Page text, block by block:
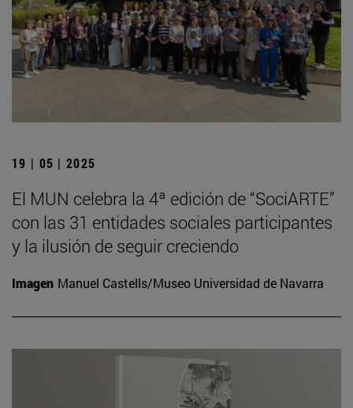
19 | 05 | 2025
El MUN celebra la 4ª edición de “SociARTE”
con las 31 entidades sociales participantes
y la ilusión de seguir creciendo
Imagen Manuel Castells/Museo Universidad de Navarra